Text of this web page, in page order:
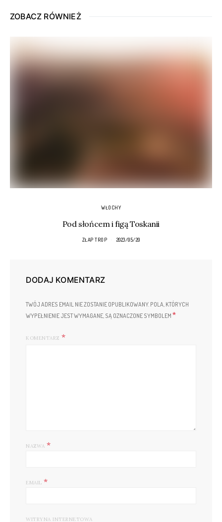
ZOBACZ RÓWNIEŻ
WŁOCHY
Pod słońcem i figą Toskanii
ZŁAP TROP 2023/05/20
DODAJ KOMENTARZ
TWÓJ ADRES EMAIL NIE ZOSTANIE OPUBLIKOWANY. POLA, KTÓRYCH
WYPEŁNIENIE JEST WYMAGANE, SĄ OZNACZONE SYMBOLEM *
KOMENTARZ
NAZWA *
EMAIL *
WITRYNA INTERNETOWA